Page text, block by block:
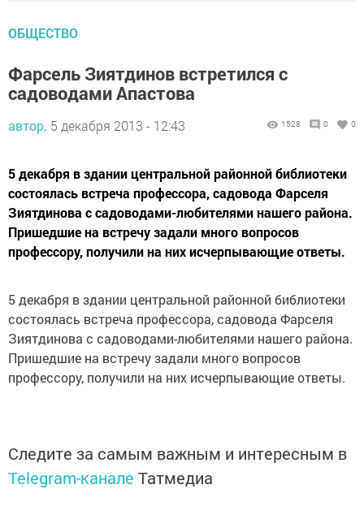
ОБЩЕСТВО
Фарсель Зиятдинов встретился с
садоводами Апастова
автор, 5 декабря 2013 - 12:43 1528 0 0
5 декабря в здании центральной районной библиотеки
состоялась встреча профессора, садовода Фарселя
Зиятдинова с садоводами-любителями нашего района.
Пришедшие на встречу задали много вопросов
профессору, получили на них исчерпывающие ответы.
5 декабря в здании центральной районной библиотеки
состоялась встреча профессора, садовода Фарселя
Зиятдинова с садоводами-любителями нашего района.
Пришедшие на встречу задали много вопросов
профессору, получили на них исчерпывающие ответы.
Следите за самым важным и интересным в
Telegram-канале Татмедиа